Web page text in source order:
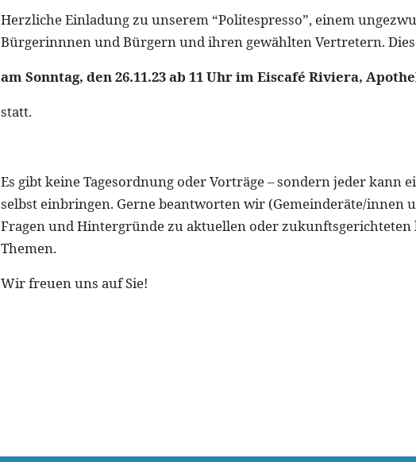
Herzliche Einladung zu unserem “Politespresso”, einem
Bürgerinnnen und Bürgern und ihren gewählten Vertretern.
am Sonntag, den 26.11.23 ab 11 Uhr im Eiscafé Riviera,
statt.
Es gibt keine Tagesordnung oder Vorträge – sondern jeder kann
selbst einbringen. Gerne beantworten wir (Gemeinderäte/innen
Fragen und Hintergründe zu aktuellen oder
Themen.
Wir freuen uns auf Sie!